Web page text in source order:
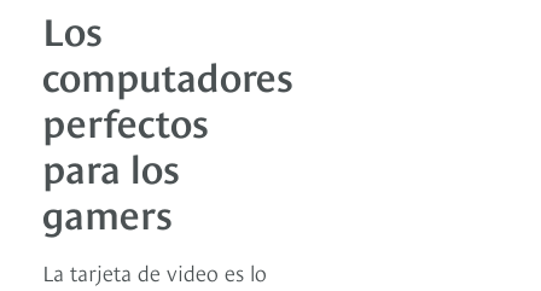
Los
computadores
perfectos
para los
gamers
La tarjeta de video es lo